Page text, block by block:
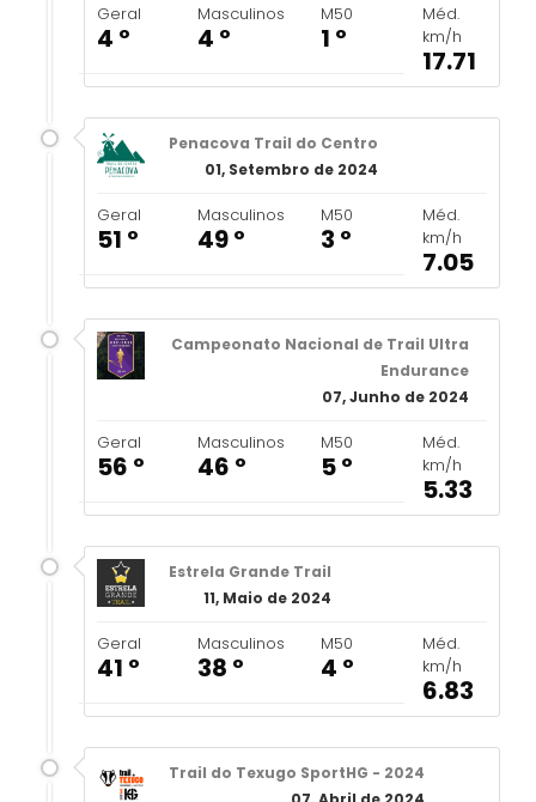
Geral
4 º
Masculinos
4 º
M50
1 º
Méd.
km/h
17.71
Penacova Trail do Centro
01, Setembro de 2024
Geral
51 º
Masculinos
49 º
M50
3 º
Méd.
km/h
7.05
Campeonato Nacional de Trail Ultra
Endurance
07, Junho de 2024
Geral
56 º
Masculinos
46 º
M50
5 º
Méd.
km/h
5.33
Estrela Grande Trail
11, Maio de 2024
Geral
41 º
Masculinos
38 º
M50
4 º
Méd.
km/h
6.83
Trail do Texugo SportHG - 2024